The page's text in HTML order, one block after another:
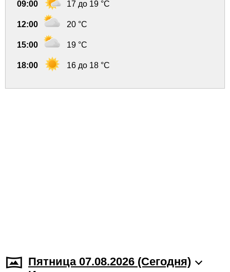
09:00 17 до 19 °C
12:00 20 °C
15:00 19 °C
18:00 16 до 18 °C
Пятница 07.08.2026 (Cегодня)